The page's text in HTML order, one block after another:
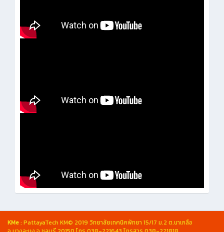
KMe: PattayaTech KM© 2019 วิทยาลัยเทคนิคพัทยา 15/17 ม.2 ต.นาเกลือ